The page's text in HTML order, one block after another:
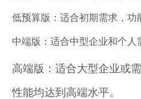
低预算版：适合初期需求，功
中端版：适合中型企业和个人
高端版：适合大型企业或
性能均达到高端水平。